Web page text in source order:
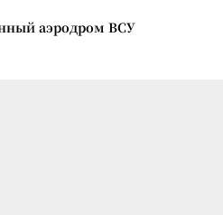
аэродром ВСУ